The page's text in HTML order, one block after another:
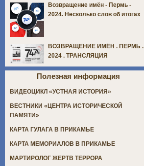
Возвращение имён - Пермь -
2024. Несколько слов об итогах
ВОЗВРАЩЕНИЕ ИМЁН . ПЕРМЬ .
2024 . ТРАНСЛЯЦИЯ
Полезная информация
ВИДЕОЦИКЛ «УСТНАЯ ИСТОРИЯ»
ВЕСТНИКИ «ЦЕНТРА ИСТОРИЧЕСКОЙ
ПАМЯТИ»
КАРТА ГУЛАГА В ПРИКАМЬЕ
КАРТА МЕМОРИАЛОВ В ПРИКАМЬЕ
МАРТИРОЛОГ ЖЕРТВ ТЕРРОРА